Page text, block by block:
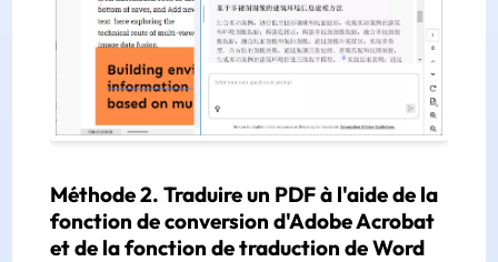
Méthode 2. Traduire un PDF à l'aide de la
fonction de conversion d'Adobe Acrobat
et de la fonction de traduction de Word